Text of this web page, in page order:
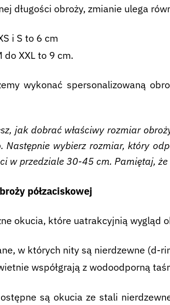
długości obroży, zmianie ulega
i S to 6 cm
do XXL to 9 cm.
wykonać spersonalizowaną
jak dobrać właściwy rozmiar
Następnie wybierz rozmiar, który
w przedziale 30-45 cm. Pamiętaj,
półzaciskowej
okucia, które uatrakcyjnią wygląd
w których nity są nierdzewne (d-
współgrają z wodoodporną
są okucia ze stali